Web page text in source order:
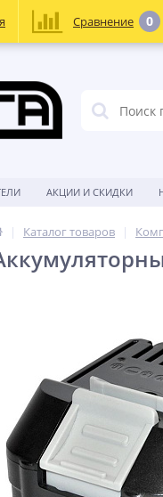
АКЦИИ И СКИДКИ
Каталог товаров
Сравнение 0